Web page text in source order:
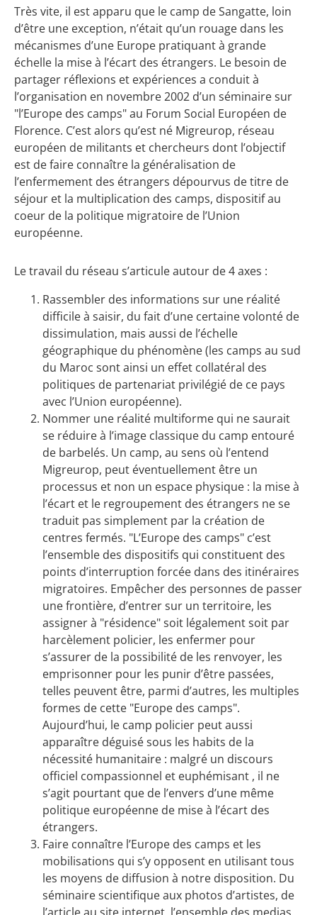
Très vite, il est apparu que le camp de Sangatte, loin
d’être une exception, n’était qu’un rouage dans les
mécanismes d’une Europe pratiquant à grande
échelle la mise à l’écart des étrangers. Le besoin de
partager réflexions et expériences a conduit à
l’organisation en novembre 2002 d’un séminaire sur
"l’Europe des camps" au Forum Social Européen de
Florence. C’est alors qu’est né Migreurop, réseau
européen de militants et chercheurs dont l’objectif
est de faire connaître la généralisation de
l’enfermement des étrangers dépourvus de titre de
séjour et la multiplication des camps, dispositif au
coeur de la politique migratoire de l’Union
européenne.
Le travail du réseau s’articule autour de 4 axes :
Rassembler des informations sur une réalité
difficile à saisir, du fait d’une certaine volonté de
dissimulation, mais aussi de l’échelle
géographique du phénomène (les camps au sud
du Maroc sont ainsi un effet collatéral des
politiques de partenariat privilégié de ce pays
avec l’Union européenne).
Nommer une réalité multiforme qui ne saurait
se réduire à l’image classique du camp entouré
de barbelés. Un camp, au sens où l’entend
Migreurop, peut éventuellement être un
processus et non un espace physique : la mise à
l’écart et le regroupement des étrangers ne se
traduit pas simplement par la création de
centres fermés. "L’Europe des camps" c’est
l’ensemble des dispositifs qui constituent des
points d’interruption forcée dans des itinéraires
migratoires. Empêcher des personnes de passer
une frontière, d’entrer sur un territoire, les
assigner à "résidence" soit légalement soit par
harcèlement policier, les enfermer pour
s’assurer de la possibilité de les renvoyer, les
emprisonner pour les punir d’être passées,
telles peuvent être, parmi d’autres, les multiples
formes de cette "Europe des camps".
Aujourd’hui, le camp policier peut aussi
apparaître déguisé sous les habits de la
nécessité humanitaire : malgré un discours
officiel compassionnel et euphémisant , il ne
s’agit pourtant que de l’envers d’une même
politique européenne de mise à l’écart des
étrangers.
Faire connaître l’Europe des camps et les
mobilisations qui s’y opposent en utilisant tous
les moyens de diffusion à notre disposition. Du
séminaire scientifique aux photos d’artistes, de